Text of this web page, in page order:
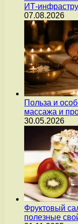
ИТ-
07.08.2026
Польза и
массажа и
30.05.2026
Фруктовый
полезные